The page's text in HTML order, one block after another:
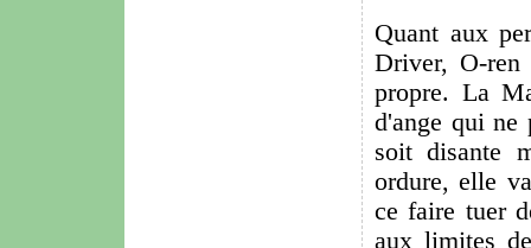
Quant aux
Driver, O-
propre. La
d'ange qui ne
soit disante
ordure, elle
ce faire tuer
aux limites